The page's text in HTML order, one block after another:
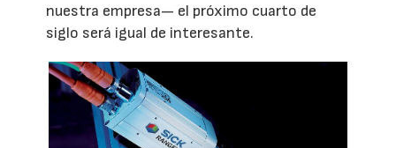
nuestra empresa— el próximo cuarto de
siglo será igual de interesante.